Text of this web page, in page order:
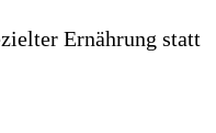
Ernährung statt